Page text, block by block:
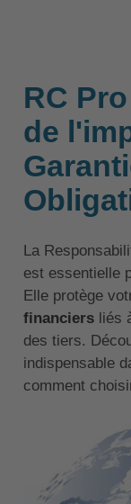
RC
de
La
est essentielle
Elle protège
financiersliés
des tiers.
indispensable
comment